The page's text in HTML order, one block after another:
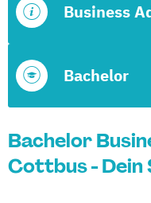
Bachelor
Business
Bachelor
Cottbus -